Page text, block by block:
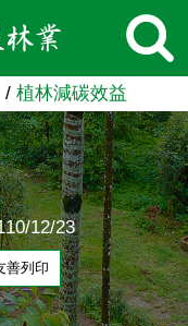
植林減碳效益
12/23
善列印